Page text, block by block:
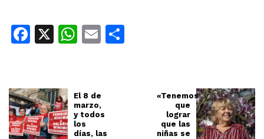
Facebook
X WhatsApp
Email
El 8 de
marzo,
y todos
los
días, las
«Tenemos
que
lograr
que las
niñas se